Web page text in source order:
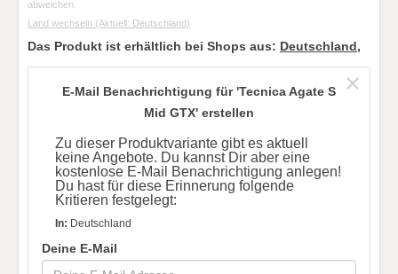
abweichen.
Land wechseln (Aktuell: Deutschland)
Das Produkt ist erhältlich bei Shops aus: Deutschland,
E-Mail Benachrichtigung für 'Tecnica Agate S
Mid GTX' erstellen
Zu dieser Produktvariante gibt es aktuell
keine Angebote. Du kannst Dir aber eine
kostenlose E-Mail Benachrichtigung anlegen!
Du hast für diese Erinnerung folgende
Kritieren festgelegt:
In: Deutschland
Deine E-Mail